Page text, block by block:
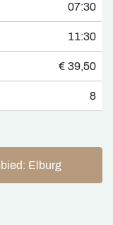
07:30
11:30
€ 39,50
8
Elburg